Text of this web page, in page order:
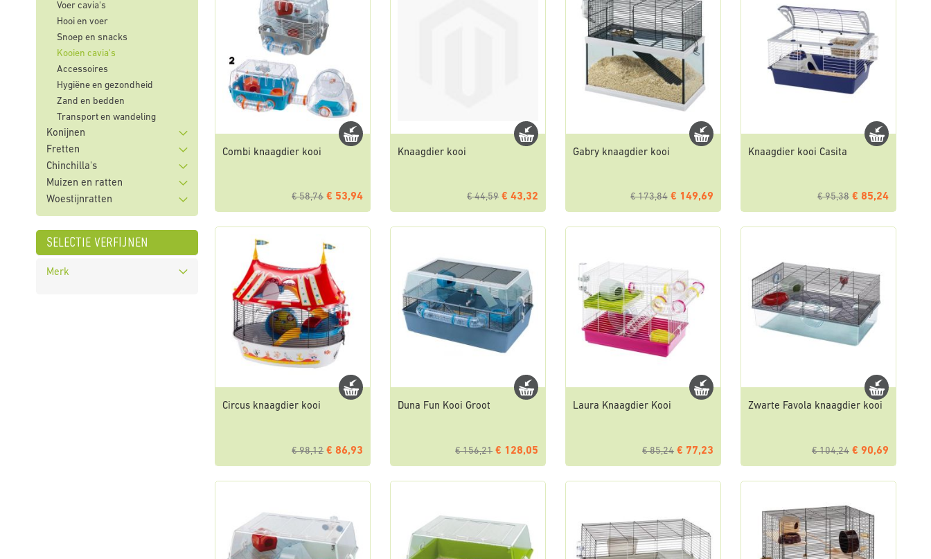
Combi knaagdier kooi
€ 58,76 € 53,94
Knaagdier kooi
€ 44,59 € 43,32
Gabry knaagdier kooi
€ 173,84 € 149,69
Knaagdier kooi Casita
€ 95,38 € 85,24
Circus knaagdier kooi
€ 98,12 € 86,93
Duna Fun Kooi Groot
€ 156,21 € 128,05
Laura Knaagdier Kooi
€ 85,24 € 77,23
Zwarte Favola knaagdier kooi
€ 104,24 € 90,69
Voer cavia's
Hooi en voer
Snoep en snacks
Kooien cavia's
Accessoires
Hygiëne en gezondheid
Zand en bedden
Transport en wandeling
Konijnen
Fretten
Chinchilla's
Muizen en ratten
Woestijnratten
selectie verfijnen
Merk